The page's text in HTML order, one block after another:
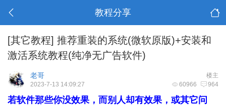
教程分享
[其它教程] 推荐重装的系统(微软原版)+安装和
激活系统教程(纯净无广告软件)
楼主
老哥
60966 964
2023-7-13 14:09:27
若软件那些你没效果，而别人却有效果，或其它问